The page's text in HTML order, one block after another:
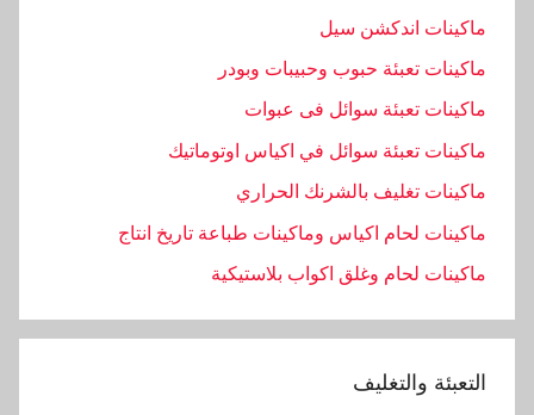
ماكينات اندكشن سيل
ماكينات تعبئة حبوب وحبيبات وبودر
ماكينات تعبئة سوائل فى عبوات
ماكينات تعبئة سوائل في اكياس اوتوماتيك
ماكينات تغليف بالشرنك الحراري
ماكينات لحام اكياس وماكينات طباعة تاريخ انتاج
ماكينات لحام وغلق اكواب بلاستيكية
التعبئة والتغليف